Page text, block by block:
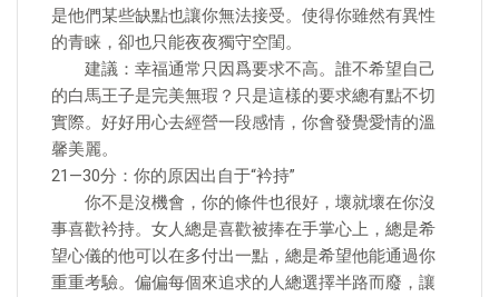
是他們某些缺點也讓你無法接受。使得你雖然有異性
的青睐，卻也只能夜夜獨守空閨。
建議：幸福通常只因爲要求不高。誰不希望自己
的白馬王子是完美無瑕？只是這樣的要求總有點不切
實際。好好用心去經營一段感情，你會發覺愛情的溫
馨美麗。
21—30分：你的原因出自于“衿持”
你不是沒機會，你的條件也很好，壞就壞在你沒
事喜歡衿持。女人總是喜歡被捧在手掌心上，總是希
望心儀的他可以在多付出一點，總是希望他能通過你
重重考驗。偏偏每個來追求的人總選擇半路而廢，讓